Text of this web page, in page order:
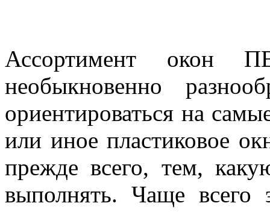
Ассортимент окон
необыкновенно
ориентироваться на
или иное пластиковое
прежде всего, тем,
выполнять. Чаще всего